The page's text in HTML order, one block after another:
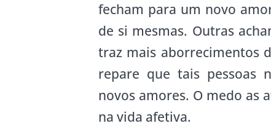
fecham para um novo
de si mesmas. Outras
traz mais aborrecimentos
repare que tais pessoas
novos amores. O medo as
na vida afetiva.